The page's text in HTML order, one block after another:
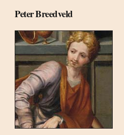
Peter Breedveld